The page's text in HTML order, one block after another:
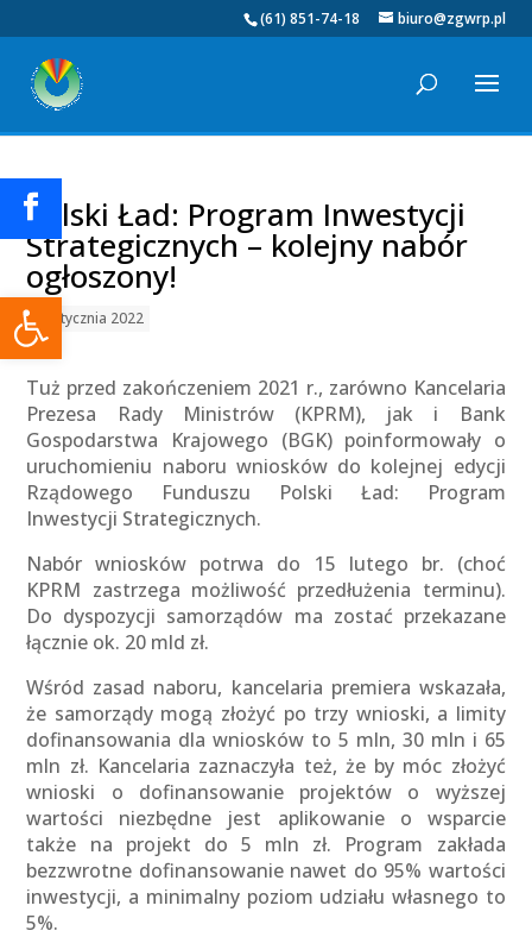
Otwórz pasek narzędzi
(61) 851-74-18 biuro@zgwrp.pl
Polski Ład: Program Inwestycji
Strategicznych – kolejny nabór
ogłoszony!
03 stycznia 2022
Tuż przed zakończeniem 2021 r., zarówno Kancelaria
Prezesa Rady Ministrów (KPRM), jak i Bank
Gospodarstwa Krajowego (BGK) poinformowały o
uruchomieniu naboru wniosków do kolejnej edycji
Rządowego Funduszu Polski Ład: Program
Inwestycji Strategicznych.
Nabór wniosków potrwa do 15 lutego br. (choć
KPRM zastrzega możliwość przedłużenia terminu).
Do dyspozycji samorządów ma zostać przekazane
łącznie ok. 20 mld zł.
Wśród zasad naboru, kancelaria premiera wskazała,
że samorządy mogą złożyć po trzy wnioski, a limity
dofinansowania dla wniosków to 5 mln, 30 mln i 65
mln zł. Kancelaria zaznaczyła też, że by móc złożyć
wnioski o dofinansowanie projektów o wyższej
wartości niezbędne jest aplikowanie o wsparcie
także na projekt do 5 mln zł. Program zakłada
bezzwrotne dofinansowanie nawet do 95% wartości
inwestycji, a minimalny poziom udziału własnego to
5%.